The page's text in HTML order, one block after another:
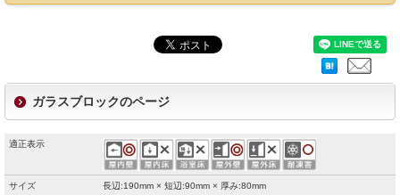
ガラスブロックのページ
適正表示
サイズ 長辺:190mm × 短辺:90mm × 厚み:80mm